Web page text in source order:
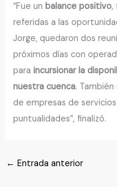
“Fue unbalance positivo,
referidas a las
Jorge, quedaron dos
próximos días con
paraincursionar la
nuestra cuenca.
de empresas de
puntualidades”, finalizó.
← Entrada anterior